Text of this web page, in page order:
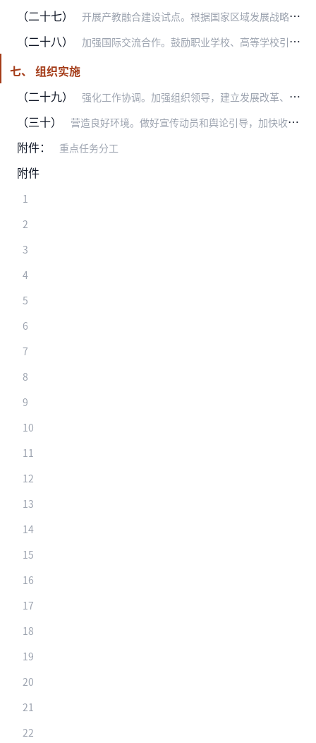
（二十七） 开展产教融合建设试点。根据国家区域发展战略和产业布局，支持若干有较强代表性、影响力和改革意愿的城市、行业、企业开展试点。在认真总结试点经验基础上，鼓励第三方开展…
（二十八） 加强国际交流合作。鼓励职业学校、高等学校引进海外高层次人才和优质教育资源，开发符合国情、国际开放的校企合作培养人才和协同创新模式。探索构建应用技术教育创新国际合…
七、 组织实施
（二十九）
强化工作协调。加强组织领导，建立发展改革、教育、人力资源社会保障、财政、工业和信息化等部门密切配合，有关行业主管部门、国有资产监督管理部门积极参与的工作协调机制…
（三十） 营造良好环境。做好宣传动员和舆论引导，加快收入分配、企业用人制度以及学校编制、教学科研管理等配套改革，引导形成学校主动服务经济社会发展、企业重视“投资于人”的普…
附件： 重点任务分工
附件
1
2
3
4
5
6
7
8
9
10
11
12
13
14
15
16
17
18
19
20
21
22